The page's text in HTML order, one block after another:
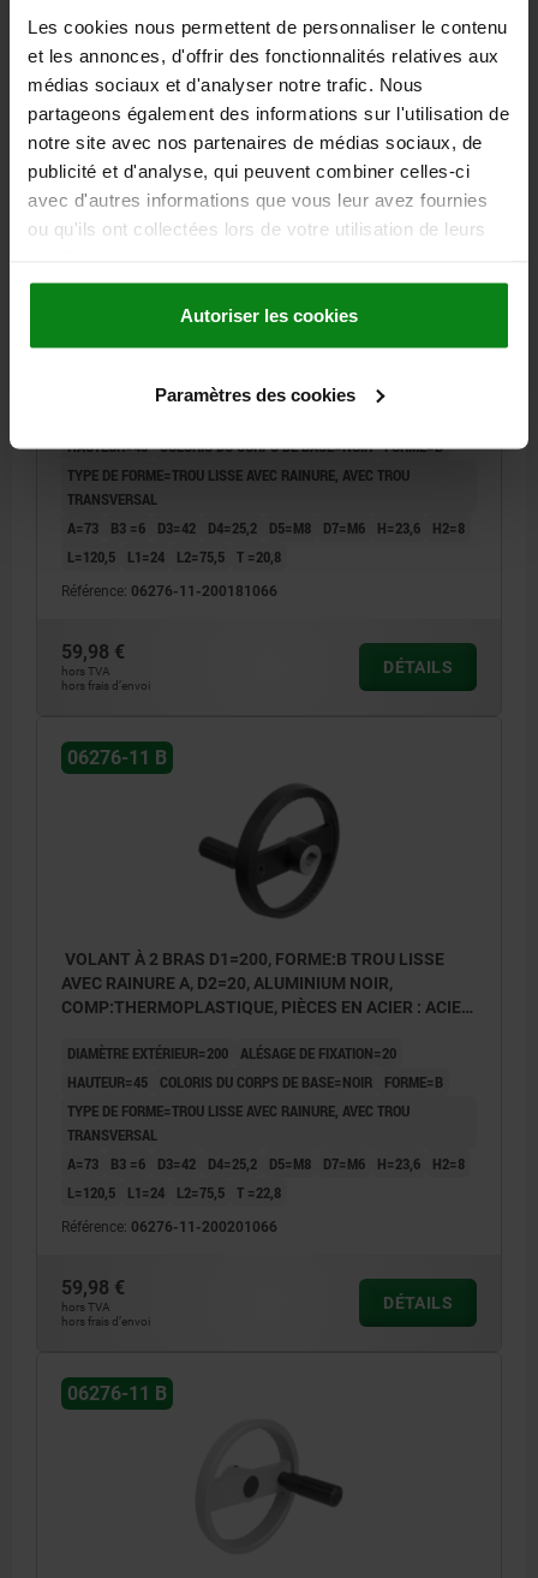
Les cookies nous permettent de personnaliser le contenu
et les annonces, d'offrir des fonctionnalités relatives aux
médias sociaux et d'analyser notre trafic. Nous
partageons également des informations sur l'utilisation de
notre site avec nos partenaires de médias sociaux, de
publicité et d'analyse, qui peuvent combiner celles-ci
avec d'autres informations que vous leur avez fournies
ou qu'ils ont collectées lors de votre utilisation de leurs
Autoriser les cookies
Paramètres des cookies
42,12 €
hors TVA
DÉTAILS
06276-11 B
VOLANT À 2 BRAS D1=200, FORME:B TROU LISSE
AVEC RAINURE A, D2=18, ALUMINIUM NOIR,
POIGNÉE CYLINDRIQUE TOURNA
HAUTEUR=45 COLORIS DU CORPS DE BASE=NOIR FORME=B
TYPE DE FORME=TROU LISSE AVEC RAINURE, AVEC TROU
TRANSVERSAL
A=73
B3 =6 D3=42 D4=25,2 D5=M8 D7=M6 H=23,6
H2=8
L=120,5
L1=24 L2=75,5 T =20,8
Référence: 06276-11-200181066
59,98 €
hors TVA
hors frais d’envoi
DÉTAILS
06276-11 B
VOLANT À 2 BRAS D1=200, FORME:B TROU LISSE
AVEC RAINURE A, D2=20, ALUMINIUM NOIR,
COMP:THERMOPLASTIQUE, PIÈCES EN ACIER : ACIER,
DIAMÈTRE EXTÉRIEUR=200 ALÉSAGE DE FIXATION=20
HAUTEUR=45
COLORIS DU CORPS DE BASE=NOIR
FORME=B
TYPE DE FORME=TROU LISSE AVEC RAINURE, AVEC TROU
TRANSVERSAL
A=73
B3 =6 D3=42 D4=25,2 D5=M8 D7=M6 H=23,6
H2=8
L=120,5
L1=24 L2=75,5 T =22,8
Référence: 06276-11-200201066
59,98 €
hors TVA
hors frais d’envoi
DÉTAILS
06276-11 B